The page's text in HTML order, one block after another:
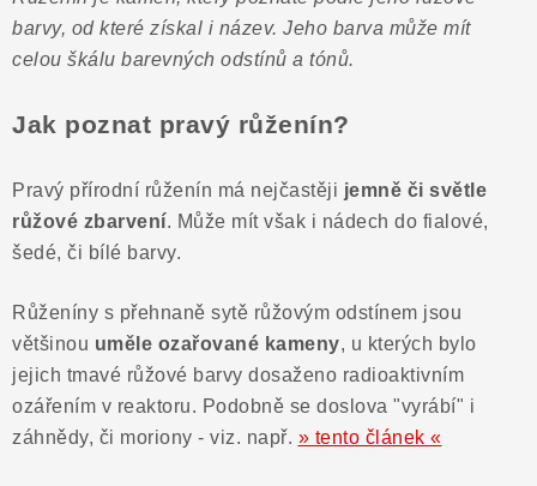
MISTROVSKÉ KRYSTALY
Obchodní podmínky
Puncovní značky
Výkup minerálů a drahých kamenů
Formulář pro uplatnění reklamace
Poučení o právu na odstoupení od smlouvy
barvy, od které získal i název. Jeho barva může mít
celou škálu barevných odstínů a tónů.
Jak poznat pravý růženín?
Pravý přírodní růženín má nejčastěji jemně či světle
růžové zbarvení. Může mít však i nádech do fialové,
šedé, či bílé barvy.
Růženíny s přehnaně sytě růžovým odstínem jsou
většinou uměle ozařované kameny, u kterých bylo
jejich tmavé růžové barvy dosaženo radioaktivním
ozářením v reaktoru. Podobně se doslova "vyrábí" i
záhnědy, či moriony - viz. např. » tento článek «